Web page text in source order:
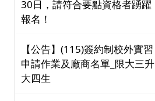
30日，請符合要點資格者踴躍
報名！
【公告】(115)簽約制校外實習
申請作業及廠商名單_限大三升
大四生